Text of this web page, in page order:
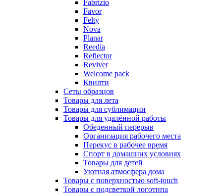
Fabrizio
Favor
Felty
Nova
Planar
Reedia
Reflector
Reviver
Welcome pack
Квилти
Сеты образцов
Товары для лета
Товары для сублимации
Товары для удалённой работы
Обеденный перерыв
Организация рабочего места
Перекус в рабочее время
Спорт в домашних условиях
Товары для детей
Уютная атмосфера дома
Товары с поверхностью soft-touch
Товары с подсветкой логотипа